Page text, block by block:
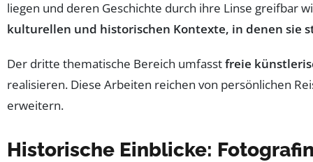
liegen und deren Geschichte durch ihre Linse greifbar
kulturellen und historischen Kontexte, in denen sie
Der dritte thematische Bereich umfasstfreie
realisieren. Diese Arbeiten reichen von persönlichen
erweitern.
Historische Einblicke: